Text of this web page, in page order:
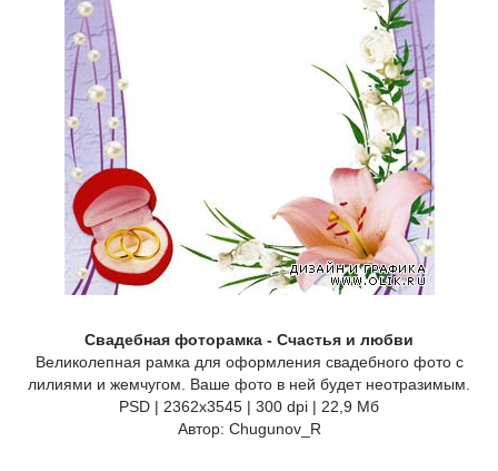
Свадебная фоторамка - Счастья и любви
Великолепная рамка для оформления свадебного фото c
лилиями и жемчугом. Ваше фото в ней будет неотразимым.
PSD | 2362x3545 | 300 dpi | 22,9 Мб
Автор: Chugunov_R